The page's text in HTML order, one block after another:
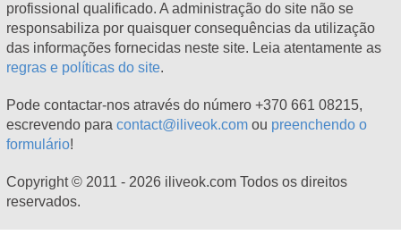
profissional qualificado. A administração do site não se
responsabiliza por quaisquer consequências da utilização
das informações fornecidas neste site. Leia atentamente as
regras e políticas do site.
Pode contactar-nos através do número +370 661 08215,
escrevendo para contact@iliveok.com ou preenchendo o
formulário!
Copyright © 2011 - 2026 iliveok.com Todos os direitos
reservados.